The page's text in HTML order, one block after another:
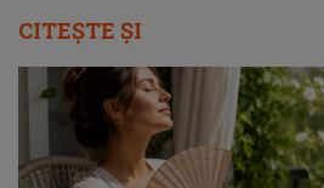
CITEȘTE ȘI